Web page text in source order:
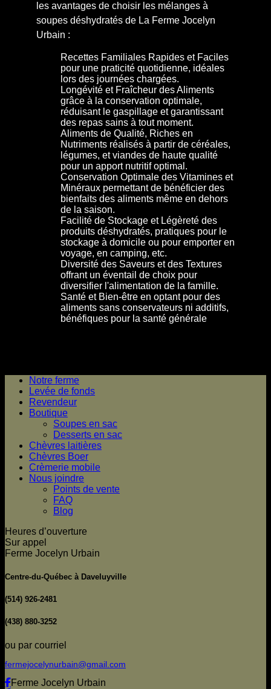
les avantages de choisir les mélanges à
soupes déshydratés de La Ferme Jocelyn
Urbain :
Recettes Familiales Rapides et Faciles
pour une praticité quotidienne, idéales
lors des journées chargées.
Longévité et Fraîcheur des Aliments
grâce à la conservation optimale,
réduisant le gaspillage et garantissant
des repas sains à tout moment.
Aliments de Qualité, Riches en
Nutriments réalisés à partir de céréales,
légumes, et viandes de haute qualité
pour un apport nutritif optimal.
Conservation Optimale des Vitamines et
Minéraux permettant de bénéficier des
bienfaits des aliments même en dehors
de la saison.
Facilité de Stockage et Légèreté des
produits déshydratés, pratiques pour le
stockage à domicile ou pour emporter en
voyage, en camping, etc.
Diversité des Saveurs et des Textures
offrant un éventail de choix pour
diversifier l'alimentation de la famille.
Santé et Bien-être en optant pour des
aliments sans conservateurs ni additifs,
bénéfiques pour la santé générale
Notre ferme
Levée de fonds
Revendeur
Boutique
Soupes en sac
Desserts en sac
Chèvres laitières
Chèvres Boer
Crèmerie mobile
Nous joindre
Points de vente
FAQ
Blog
Heures d’ouverture
Sur appel
Ferme Jocelyn Urbain
Centre-du-Québec à Daveluyville
(514) 926-2481
(438) 880-3252
ou par courriel
fermejocelynurbain@gmail.com
Ferme Jocelyn Urbain